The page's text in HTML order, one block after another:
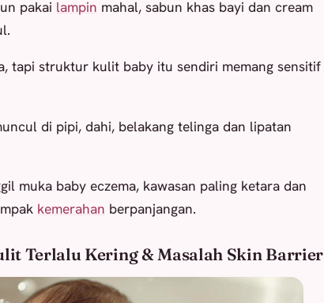
pakai lampin mahal, sabun khas bayi dan cream
tapi struktur kulit baby itu sendiri memang sensitif
di pipi, dahi, belakang telinga dan lipatan
muka baby eczema, kawasan paling ketara dan
kemerahan berpanjangan.
Terlalu Kering & Masalah Skin Barrier